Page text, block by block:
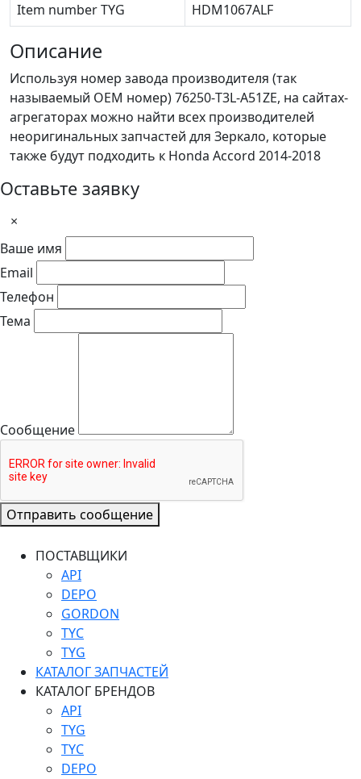
Item number TYG
HDM1067ALF
Описание
Используя номер завода производителя (так
называемый ОЕМ номер) 76250-T3L-A51ZE, на сайтах-
агрегаторах можно найти всех производителей
неоригинальных запчастей для Зеркало, которые
также будут подходить к Honda Accord 2014-2018
Оставьте заявку
×
Ваше имя
Email
Телефон
Тема
Сообщение
Отправить сообщение
ПОСТАВЩИКИ
API
DEPO
GORDON
TYC
TYG
КАТАЛОГ ЗАПЧАСТЕЙ
КАТАЛОГ БРЕНДОВ
API
TYG
TYC
DEPO